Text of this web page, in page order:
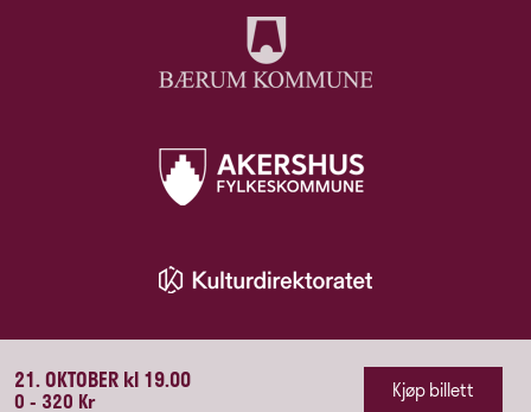
21. OKTOBER kl 19.00
0 - 320 Kr Kjøp billett